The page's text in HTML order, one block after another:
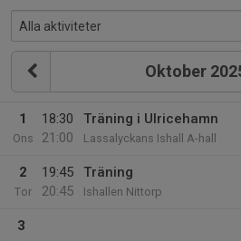
Oktober
1
Ons
18:30
21:00
Träning i Ulricehamn
Lassalyckans Ishall A-hall
2
Tor
19:45
20:45
Träning
Ishallen Nittorp
3